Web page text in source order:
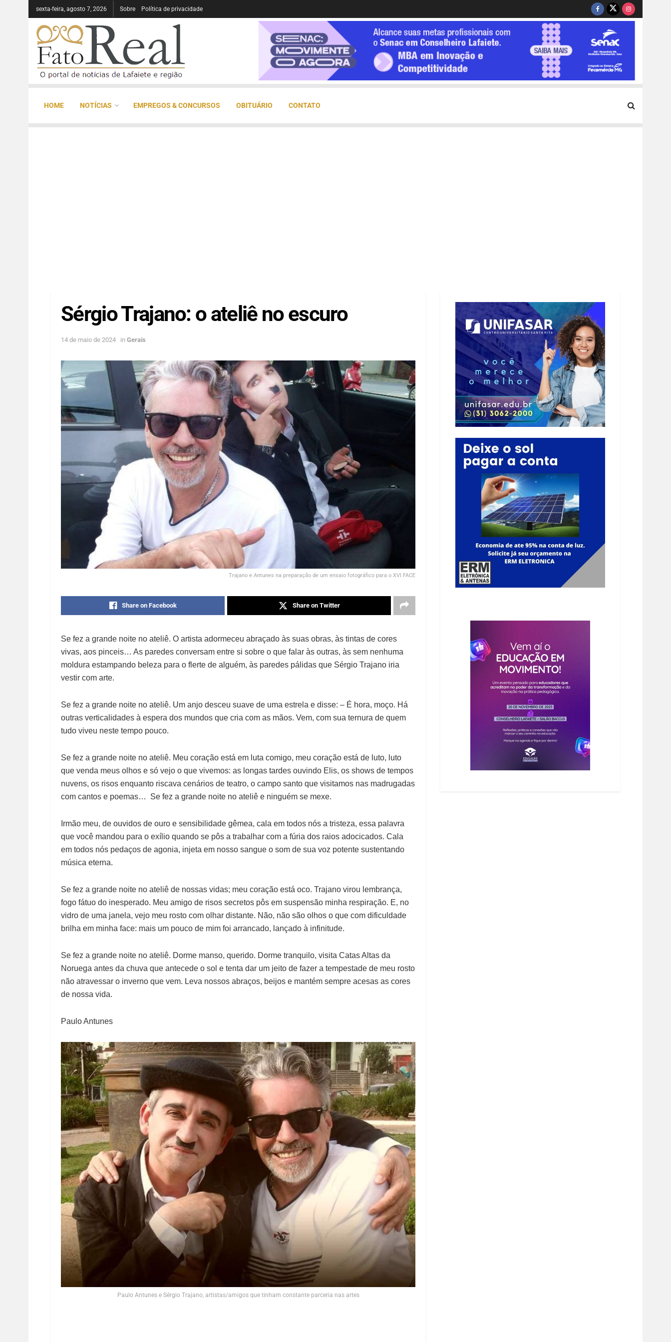
sexta-feira, agosto 7, 2026 Sobre Política de privacidade
HOME NOTÍCIAS EMPREGOS & CONCURSOS OBITUÁRIO CONTATO
Sérgio Trajano: o ateliê no escuro
14 de maio de 2024 in Gerais
Trajano e Antunes na preparação de um ensaio fotográfico para o XVI FACE
Share on Facebook Share on Twitter
Se fez a grande noite no ateliê. O artista adormeceu abraçado às suas obras, às tintas de cores
vivas, aos pinceis… As paredes conversam entre si sobre o que falar às outras, às sem nenhuma
moldura estampando beleza para o flerte de alguém, às paredes pálidas que Sérgio Trajano iria
vestir com arte.
Se fez a grande noite no ateliê. Um anjo desceu suave de uma estrela e disse: – É hora, moço. Há
outras verticalidades à espera dos mundos que cria com as mãos. Vem, com sua ternura de quem
tudo viveu neste tempo pouco.
Se fez a grande noite no ateliê. Meu coração está em luta comigo, meu coração está de luto, luto
que venda meus olhos e só vejo o que vivemos: as longas tardes ouvindo Elis, os shows de tempos
nuvens, os risos enquanto riscava cenários de teatro, o campo santo que visitamos nas madrugadas
com cantos e poemas… Se fez a grande noite no ateliê e ninguém se mexe.
Irmão meu, de ouvidos de ouro e sensibilidade gêmea, cala em todos nós a tristeza, essa palavra
que você mandou para o exílio quando se pôs a trabalhar com a fúria dos raios adocicados. Cala
em todos nós pedaços de agonia, injeta em nosso sangue o som de sua voz potente sustentando
música eterna.
Se fez a grande noite no ateliê de nossas vidas; meu coração está oco. Trajano virou lembrança,
fogo fátuo do inesperado. Meu amigo de risos secretos pôs em suspensão minha respiração. E, no
vidro de uma janela, vejo meu rosto com olhar distante. Não, não são olhos o que com dificuldade
brilha em minha face: mais um pouco de mim foi arrancado, lançado à infinitude.
Se fez a grande noite no ateliê. Dorme manso, querido. Dorme tranquilo, visita Catas Altas da
Noruega antes da chuva que antecede o sol e tenta dar um jeito de fazer a tempestade de meu rosto
não atravessar o inverno que vem. Leva nossos abraços, beijos e mantém sempre acesas as cores
de nossa vida.
Paulo Antunes
Paulo Antunes e Sérgio Trajano, artistas/amigos que tinham constante parceria nas artes